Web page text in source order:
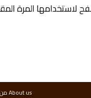
لاستخدامها المرة
About us من نحنُ